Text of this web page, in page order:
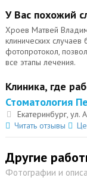
У Вас похожий
Хроев Матвей
клинических случаев
фотопротокол,
все этапы лечения.
Клиника, где
Стоматология
Екатеринбург, ул.
Читать отзывы
Другие
Фотографии и